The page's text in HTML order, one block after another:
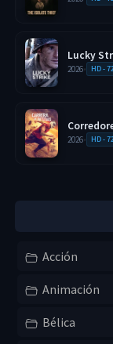
Lucky
2026• HD -
2026• HD -
Acción
Animación
Bélica